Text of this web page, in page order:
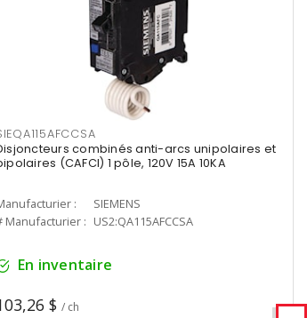
combinés anti-arcs unipolaires et
(CAFCI) 1 pôle, 120V 15A 10KA
:
SIEMENS
Manufacturier : US2:QA115AFCCSA
En inventaire
$ / ch